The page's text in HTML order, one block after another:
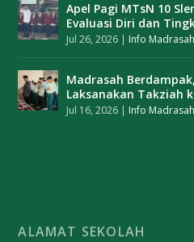
Apel Pagi MTsN 10
Evaluasi Diri dan
Jul 26, 2026 | Info Madrasah
Madrasah
Laksanakan Takziah
Jul 16, 2026 | Info Madrasah
ALAMAT SEKOLAH